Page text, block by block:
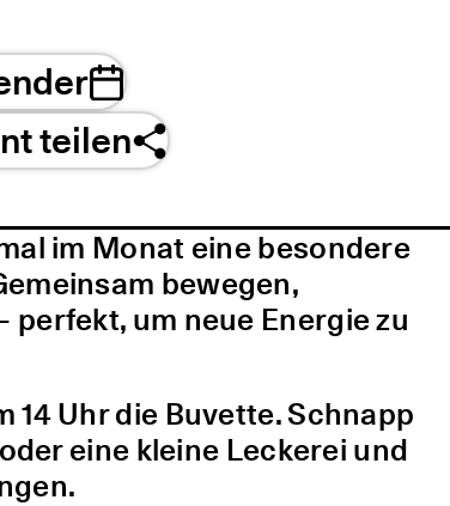
teilen
im Monat eine besondere
bewegen,
um neue Energie zu
14 Uhr die Buvette. Schnapp
eine kleine Leckerei und